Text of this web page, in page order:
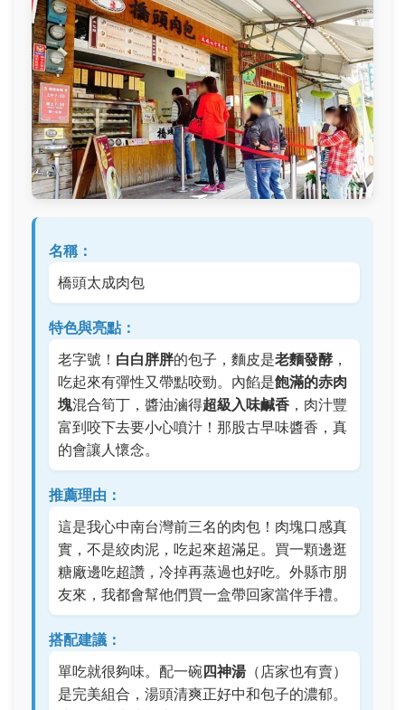
名稱：
橋頭太成肉包
特色與亮點：
老字號！ 白白胖胖的包子，麵皮是老麵發酵，
吃起來有彈性又帶點咬勁。內餡是飽滿的赤肉
塊混合筍丁，醬油滷得超級入味鹹香 ，肉汁豐
富到咬下去要小心噴汁！那股古早味醬香，真
的會讓人懷念。
推薦理由：
這是我心中南台灣前三名的肉包！肉塊口感真
實，不是絞肉泥，吃起來超滿足。買一顆邊逛
糖廠邊吃超讚，冷掉再蒸過也好吃。外縣市朋
友來，我都會幫他們買一盒帶回家當伴手禮。
搭配建議：
單吃就很夠味。配一碗四神湯（店家也有賣）
是完美組合，湯頭清爽正好中和包子的濃郁。